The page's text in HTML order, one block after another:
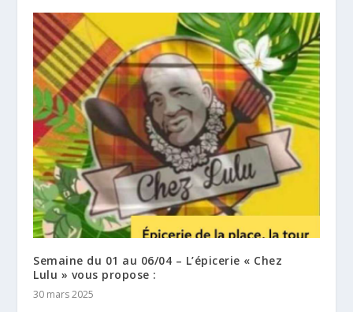
Semaine du 01 au 06/04 – L’épicerie « Chez
Lulu » vous propose :
30 mars 2025